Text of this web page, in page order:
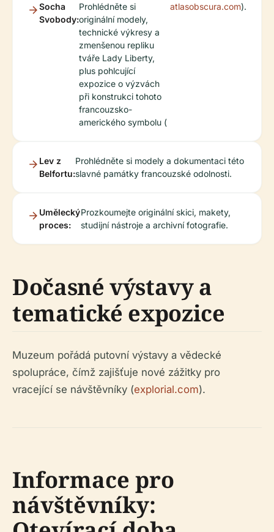
Socha
Svobody:
Prohlédněte si
originální modely,
technické výkresy a
zmenšenou repliku
tváře Lady Liberty,
plus pohlcující
expozice o výzvách
při konstrukci tohoto
francouzsko-
amerického symbolu (
atlasobscura.com).
Lev z
Belfortu:
Prohlédněte si modely a dokumentaci této
slavné památky francouzské odolnosti.
Umělecký
proces:
Prozkoumejte originální skici, makety,
studijní nástroje a archivní fotografie.
Dočasné výstavy a
tematické expozice
Muzeum pořádá putovní výstavy a vědecké
spolupráce, čímž zajišťuje nové zážitky pro
vracející se návštěvníky (explorial.com).
Informace pro
návštěvníky: